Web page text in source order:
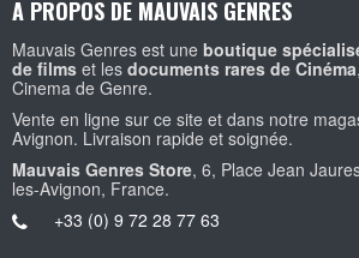
A PROPOS DE MAUVAIS GENRES
Mauvais Genres est une boutique
de films et les documents rares de Cinéma
Cinema de Genre.
Vente en ligne sur ce site et dans notre
Avignon. Livraison rapide et soignée.
Mauvais Genres Store, 6, Place Jean
les-Avignon, France.
+33 (0) 9 72 28 77 63